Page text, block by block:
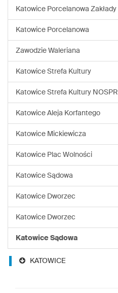
Katowice Porcelanowa Zakłady
Katowice Porcelanowa
Zawodzie Waleriana
Katowice Strefa Kultury
Katowice Strefa Kultury NOSPR
Katowice Aleja Korfantego
Katowice Mickiewicza
Katowice Plac Wolności
Katowice Sądowa
Katowice Dworzec
Katowice Dworzec
Katowice Sądowa
KATOWICE